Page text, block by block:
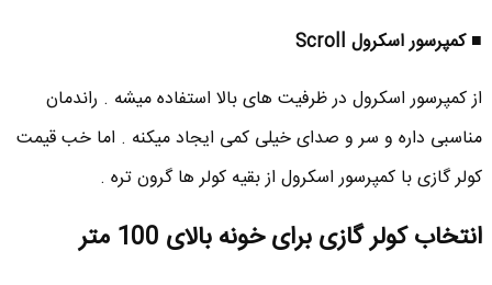
■ کمپرسور اسکرول Scroll
از کمپرسور اسکرول در ظرفیت های بالا استفاده میشه . راندمان
مناسبی داره و سر و صدای خیلی کمی ایجاد میکنه . اما خب قیمت
کولر گازی با کمپرسور اسکرول از بقیه کولر ها گرون تره .
انتخاب کولر گازی برای خونه بالای 100 متر